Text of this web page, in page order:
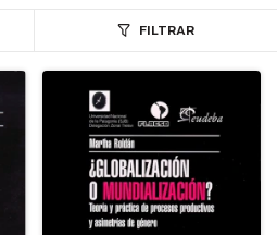
FILTRAR